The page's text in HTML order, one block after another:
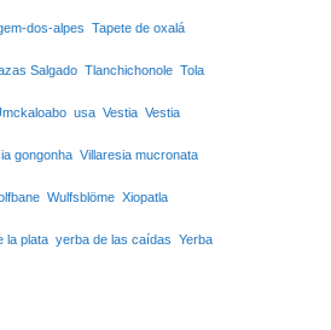
dos-alpes Tapete de oxalá
Salgado Tlanchichonole Tola
usa Vestia Vestia
gongonha Villaresia mucronata
Wulfsblöme Xiopatla
la plata yerba de las caídas Yerba